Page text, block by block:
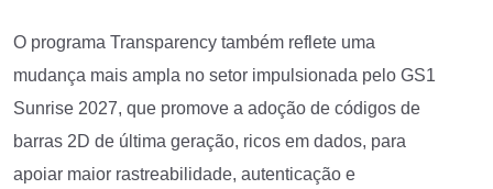
O programa Transparency também reflete uma
mudança mais ampla no setor impulsionada pelo GS1
Sunrise 2027, que promove a adoção de códigos de
barras 2D de última geração, ricos em dados, para
apoiar maior rastreabilidade, autenticação e